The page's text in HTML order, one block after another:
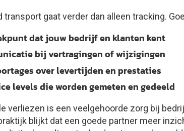
gaat verder dan alleen tracking.
dat jouw bedrijf en klanten kent
bij vertragingen of wijzigingen
over levertijden en prestaties
levels die worden gemeten en gedeeld
verliezen is een veelgehoorde zorg bij
blijkt dat een goede partner meer